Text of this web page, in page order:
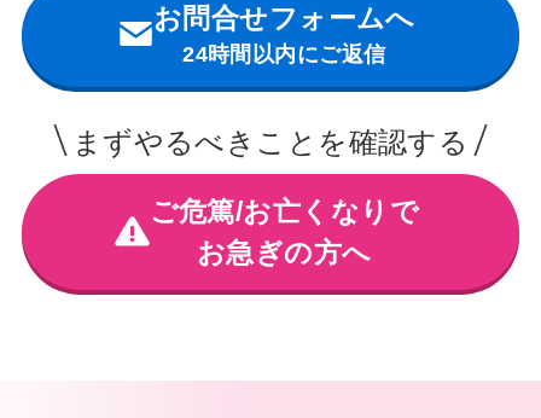
お問合せフォームへ
24時間以内にご返信
まずやるべきことを確認する
ご危篤/お亡くなりで
お急ぎの方へ